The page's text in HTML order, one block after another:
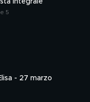
integrale
5
- 27 marzo